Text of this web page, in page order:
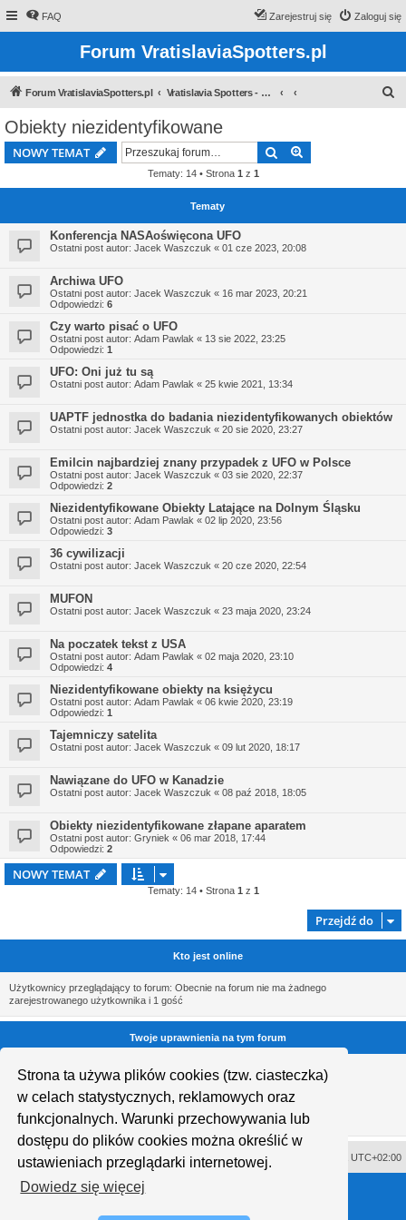
Strona ta używa plików cookies (tzw. ciasteczka)
w celach statystycznych, reklamowych oraz
funkcjonalnych. Warunki przechowywania lub
dostępu do plików cookies można określić w
ustawieniach przeglądarki internetowej.
Dowiedz się więcej
FAQ Zaloguj się
Zarejestruj się
Forum VratislaviaSpotters.pl
Forum VratislaviaSpotters.pl Vratislavia Spotters - Wroclawska grupa spotterska
Obiekty niezidentyfikowane
NOWY TEMAT Szukaj
Tematy: 14 • Strona 1 z 1
Tematy
Konferencja NASAoświęcona UFO
Ostatni post autor: Jacek Waszczuk « 01 cze 2023, 20:08
Archiwa UFO
Ostatni post autor: Jacek Waszczuk « 16 mar 2023, 20:21
Odpowiedzi: 6
Czy warto pisać o UFO
Ostatni post autor: Adam Pawlak « 13 sie 2022, 23:25
Odpowiedzi: 1
UFO: Oni już tu są
Ostatni post autor: Adam Pawlak « 25 kwie 2021, 13:34
UAPTF jednostka do badania niezidentyfikowanych obiektów
Ostatni post autor: Jacek Waszczuk « 20 sie 2020, 23:27
Emilcin najbardziej znany przypadek z UFO w Polsce
Ostatni post autor: Jacek Waszczuk « 03 sie 2020, 22:37
Odpowiedzi: 2
Niezidentyfikowane Obiekty Latające na Dolnym Śląsku
Ostatni post autor: Adam Pawlak « 02 lip 2020, 23:56
Odpowiedzi: 3
36 cywilizacji
Ostatni post autor: Jacek Waszczuk « 20 cze 2020, 22:54
MUFON
Ostatni post autor: Jacek Waszczuk « 23 maja 2020, 23:24
Na poczatek tekst z USA
Ostatni post autor: Adam Pawlak « 02 maja 2020, 23:10
Odpowiedzi: 4
Niezidentyfikowane obiekty na księżycu
Ostatni post autor: Adam Pawlak « 06 kwie 2020, 23:19
Odpowiedzi: 1
Tajemniczy satelita
Ostatni post autor: Jacek Waszczuk « 09 lut 2020, 18:17
Nawiązane do UFO w Kanadzie
Ostatni post autor: Jacek Waszczuk « 08 paź 2018, 18:05
Obiekty niezidentyfikowane złapane aparatem
Ostatni post autor: Gryniek « 06 mar 2018, 17:44
Odpowiedzi: 2
NOWY TEMAT
Tematy: 14 • Strona 1 z 1
Przejdź do
Kto jest online
Użytkownicy przeglądający to forum: Obecnie na forum nie ma żadnego
zarejestrowanego użytkownika i 1 gość
Twoje uprawnienia na tym forum
Nie możesz tworzyć nowych tematów
Nie możesz odpowiadać w tematach
Nie możeszzmieniać swoich postów
usuwać swoich postów
Nie możeszdodawać załączników
UTC+02:00
Usuń ciasteczka witryny
Technologię dostarczaphpBB® Forum Software © phpBB Limited
Polski pakiet językowy dostarcza